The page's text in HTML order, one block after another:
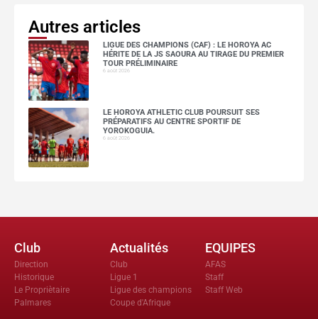
Autres articles
LIGUE DES CHAMPIONS (CAF) : LE HOROYA AC
HÉRITE DE LA JS SAOURA AU TIRAGE DU PREMIER
TOUR PRÉLIMINAIRE
6 août 2026
LE HOROYA ATHLETIC CLUB POURSUIT SES
PRÉPARATIFS AU CENTRE SPORTIF DE
YOROKOGUIA.
6 août 2026
Club
Direction
Historique
Le Propriètaire
Palmares
Actualités
Club
Ligue 1
Ligue des champions
Coupe d'Afrique
EQUIPES
AFAS
Staff
Staff Web